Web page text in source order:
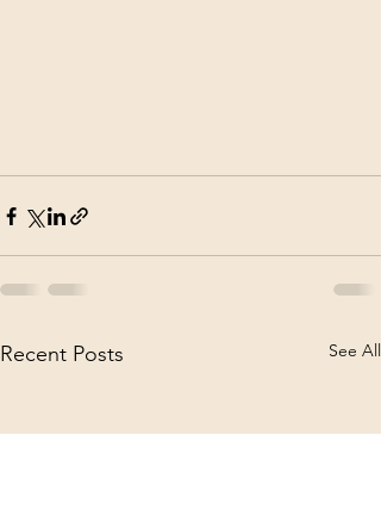
Recent Posts See All